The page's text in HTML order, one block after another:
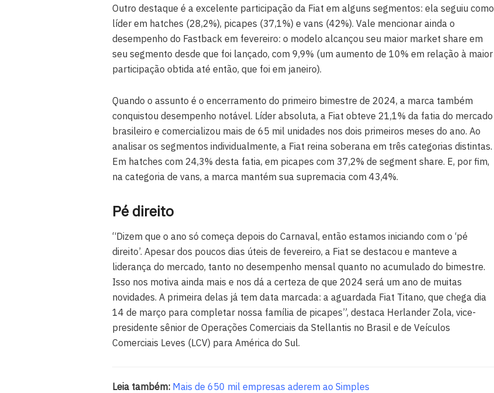
Outro destaque é a excelente participação da Fiat em alguns segmentos: ela seguiu como
líder em hatches (28,2%), picapes (37,1%) e vans (42%). Vale mencionar ainda o
desempenho do Fastback em fevereiro: o modelo alcançou seu maior market share em
seu segmento desde que foi lançado, com 9,9% (um aumento de 10% em relação à maior
participação obtida até então, que foi em janeiro).
Quando o assunto é o encerramento do primeiro bimestre de 2024, a marca também
conquistou desempenho notável. Líder absoluta, a Fiat obteve 21,1% da fatia do mercado
brasileiro e comercializou mais de 65 mil unidades nos dois primeiros meses do ano. Ao
analisar os segmentos individualmente, a Fiat reina soberana em três categorias distintas.
Em hatches com 24,3% desta fatia, em picapes com 37,2% de segment share. E, por fim,
na categoria de vans, a marca mantém sua supremacia com 43,4%.
Pé direito
“Dizem que o ano só começa depois do Carnaval, então estamos iniciando com o ‘pé
direito’. Apesar dos poucos dias úteis de fevereiro, a Fiat se destacou e manteve a
liderança do mercado, tanto no desempenho mensal quanto no acumulado do bimestre.
Isso nos motiva ainda mais e nos dá a certeza de que 2024 será um ano de muitas
novidades. A primeira delas já tem data marcada: a aguardada Fiat Titano, que chega dia
14 de março para completar nossa família de picapes”, destaca Herlander Zola, vice-
presidente sênior de Operações Comerciais da Stellantis no Brasil e de Veículos
Comerciais Leves (LCV) para América do Sul.
Leia também: Mais de 650 mil empresas aderem ao Simples